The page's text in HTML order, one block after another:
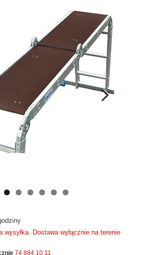
wysyłka. Dostawa wyłącznie na terenie
74 884 10 11